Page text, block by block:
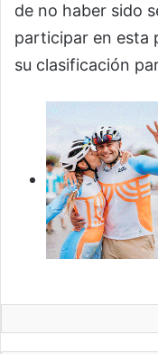
de no haber sido
participar en esta
su clasificación